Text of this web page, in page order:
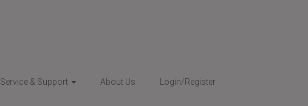
Service & Support About Us Login/Register